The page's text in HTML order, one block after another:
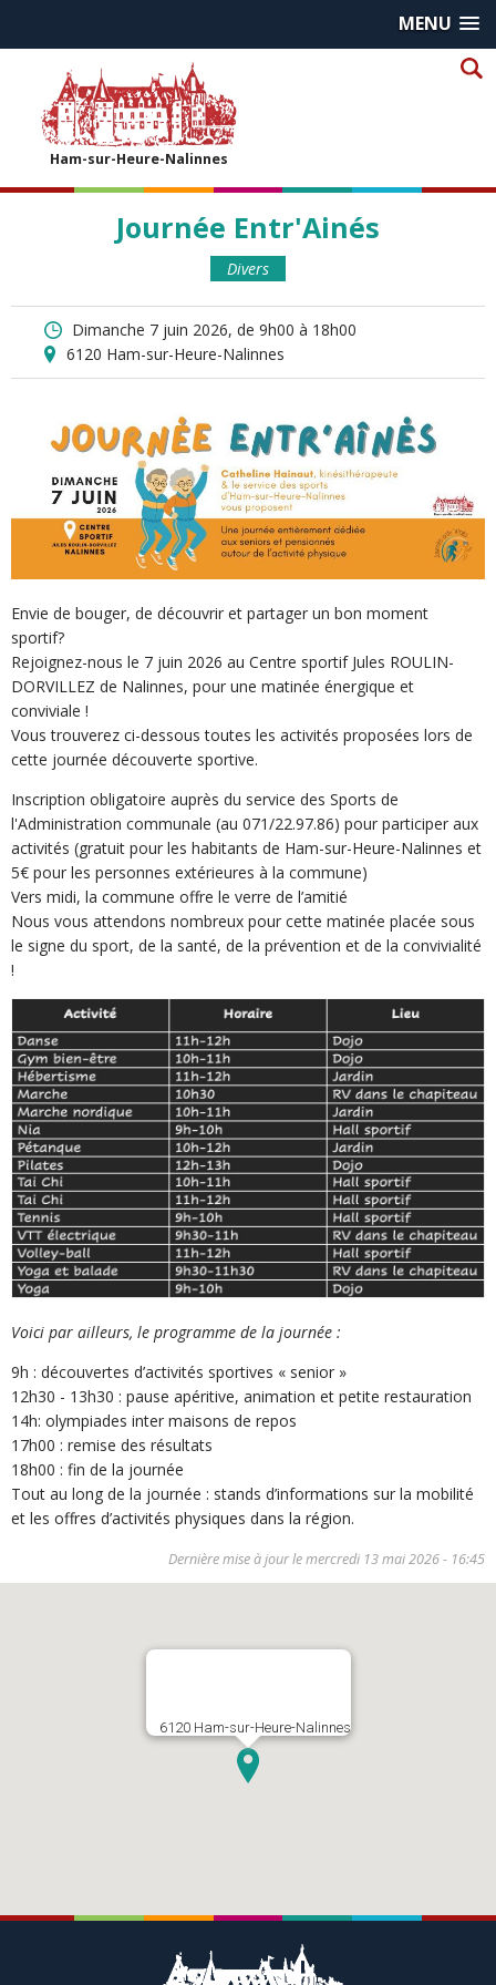
MENU
Ham-sur-Heure-Nalinnes
Journée Entr'Ainés
Divers
dimanche 7 juin 2026, de 9h00 à 18h00
6120 Ham-sur-Heure-Nalinnes
Envie de bouger, de découvrir et partager un bon moment
sportif?
Rejoignez-nous le 7 juin 2026 au Centre sportif Jules ROULIN-
DORVILLEZ de Nalinnes, pour une matinée énergique et
conviviale !
Vous trouverez ci-dessous toutes les activités proposées lors de
cette journée découverte sportive.
Inscription obligatoire auprès du service des Sports de
l'Administration communale (au 071/22.97.86) pour participer aux
activités (gratuit pour les habitants de Ham-sur-Heure-Nalinnes et
5€ pour les personnes extérieures à la commune)
Vers midi, la commune offre le verre de l’amitié
Nous vous attendons nombreux pour cette matinée placée sous
le signe du sport, de la santé, de la prévention et de la convivialité
!
Voici par ailleurs, le programme de la journée :
9h : découvertes d’activités sportives « senior »
12h30 - 13h30 : pause apéritive, animation et petite restauration
14h: olympiades inter maisons de repos
17h00 : remise des résultats
18h00 : fin de la journée
Tout au long de la journée : stands d’informations sur la mobilité
et les offres d’activités physiques dans la région.
Dernière mise à jour lemercredi 13 mai 2026 - 16:45
6120 Ham-sur-Heure-Nalinnes